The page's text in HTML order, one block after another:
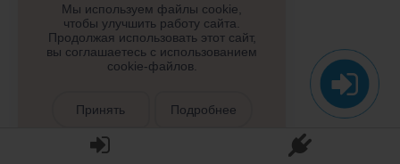
Мы используем файлы cookie,
чтобы улучшить работу сайта.
Продолжая использовать этот сайт,
вы соглашаетесь с использованием
cookie-файлов.
Принять Подробнее